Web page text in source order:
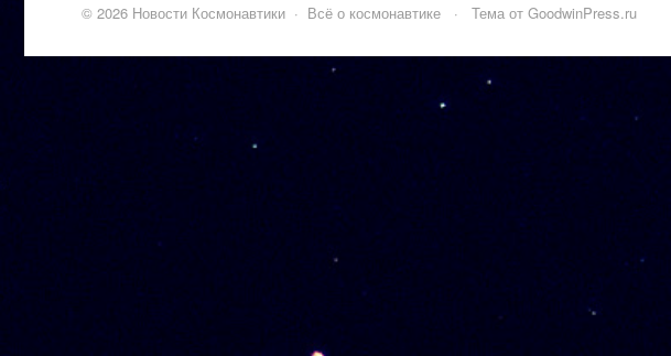
© 2026 Новости Космонавтики · Всё о космонавтике · Тема от GoodwinPress.ru